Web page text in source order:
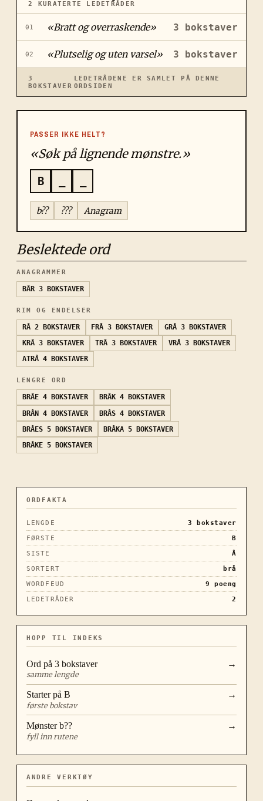
2 KURATERTE LEDETRÅDER
01 «Bratt og overraskende» 3 bokstaver
02 «Plutselig og uten varsel» 3 bokstaver
3
BOKSTAVER
LEDETRÅDENE ER SAMLET PÅ DENNE
ORDSIDEN
PASSER IKKE HELT?
«Søk på lignende mønstre.»
B
b?? ??? Anagram
Beslektede ord
ANAGRAMMER
BÅR 3 BOKSTAVER
RIM OG ENDELSER
RÅ 2 BOKSTAVER FRÅ 3 BOKSTAVER GRÅ 3 BOKSTAVER
KRÅ 3 BOKSTAVER TRÅ 3 BOKSTAVER VRÅ 3 BOKSTAVER
ATRÅ 4 BOKSTAVER
LENGRE ORD
BRÅE 4 BOKSTAVER BRÅK 4 BOKSTAVER
BRÅN 4 BOKSTAVER BRÅS 4 BOKSTAVER
BRÅES 5 BOKSTAVER BRÅKA 5 BOKSTAVER
BRÅKE 5 BOKSTAVER
ORDFAKTA
LENGDE 3
bokstaver
FØRSTE
B
SISTE
Å
SORTERT
brå
WORDFEUD
9
poeng
LEDETRÅDER
2
HOPP TIL INDEKS
Ord på 3 bokstaver
samme lengde
→
Starter på B
første bokstav
→
Mønsterb??
fyll inn rutene
→
ANDRE VERKTØY